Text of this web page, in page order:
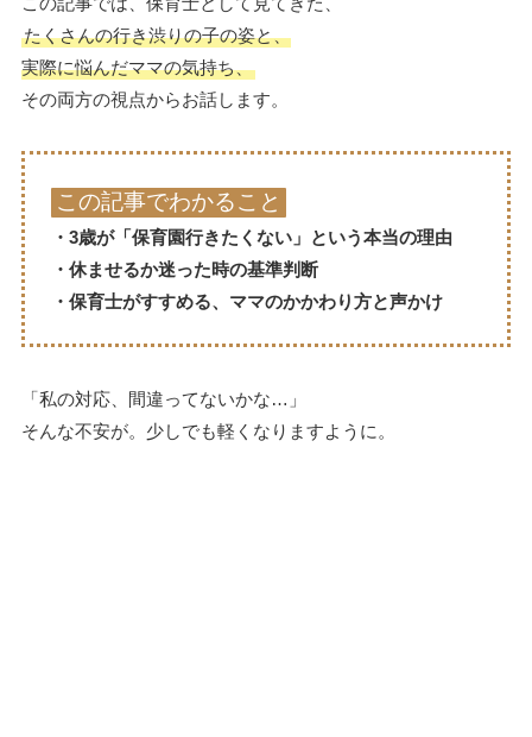
たくさんの行き渋りの子の姿と、
実際に悩んだママの気持ち、
その両方の視点からお話します。
この記事でわかること
・3歳が「保育園行きたくない」という本当の理由
・休ませるか迷った時の基準判断
・保育士がすすめる、ママのかかわり方と声かけ
「私の対応、間違ってないかな…」
そんな不安が。少しでも軽くなりますように。